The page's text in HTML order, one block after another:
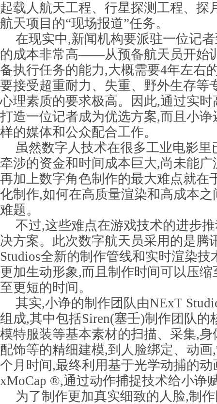
起载人航天工程、行星探测工程、探
航天项目的“现场报道”任务。
在现实中,新闻机构要派驻一位记
的成本非常高——从预备航天员开始
备执行任务的能力,大概需要4年左右
要接受超重耐力、失重、野外生存等
心理素质的要求极高。因此,通过实
打造一位记者成为优选方案,而且小
样的媒体和公众配合工作。
虽然数字人技术在很多工业电影里
牵涉的资金和时间成本巨大,尚未能
再加上数字角色制作的最大难点就在
化制作,如何在高质量渲染和高成本
难题。
不过,这些难点在游戏技术的进步
决方案。此次数字航天员采用的是腾
Studios全新的制作管线和实时渲染技
更加生动形象,而且制作时间可以压
至更短的时间。
其实,小诤的制作团队由NExT
组成,其中包括Siren(塞壬)制作团队的
模特服装等基本素材的扫描、采集,
配饰等的精细建模,到人脸绑定、动
个月时间,最终利用基于光学动捕的动
xMoCap ®,通过动作捕捉技术给小诤
为了制作更加真实细致的人脸,制